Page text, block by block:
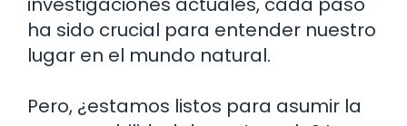
ha sido crucial para entender nuestro
lugar en el mundo natural.
Pero, ¿estamos listos para asumir la